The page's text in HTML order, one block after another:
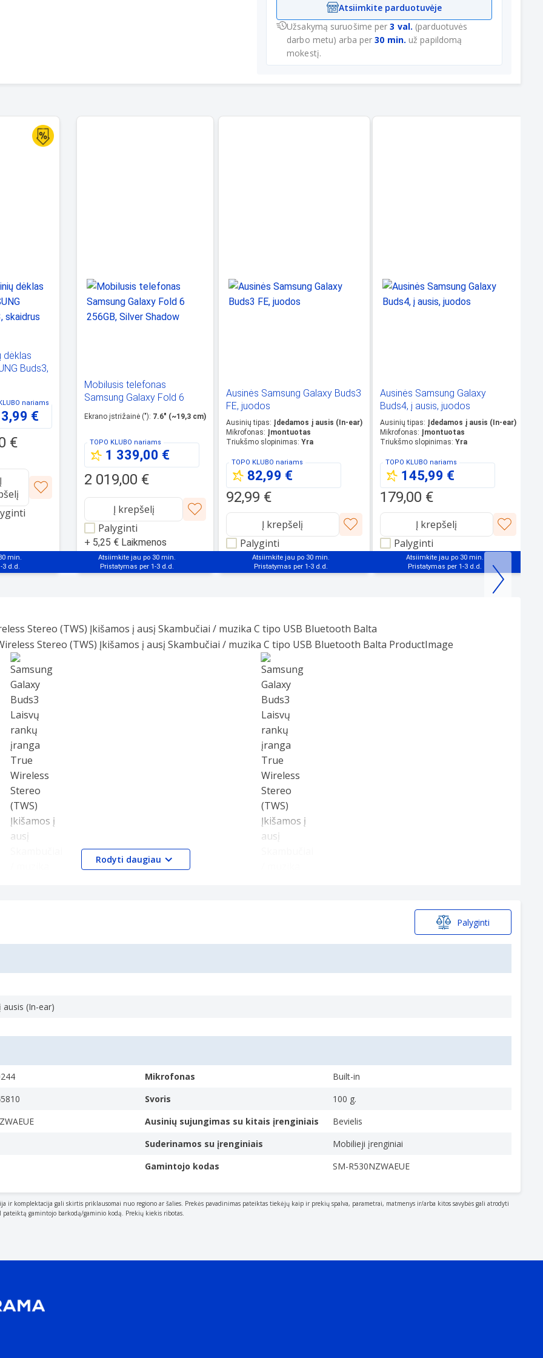
Atsiimkite parduotuvėje
Užsakymą suruošime per3 val. (parduotuvės
darbo metu) arba per30 min. už papildomą
mokestį.
dėklas
Buds3,
nariams
€
€
min.
Į
Mobilusis telefonas
Samsung Galaxy Fold 6
256GB, Silver Shadow
Ekrano įstrižainė ("): 7.6" (~19,3 cm)
TOPO KLUBO nariams
1 339,00 €
2 019,00 €
Atsiimkite jau po 30 min.
Į krepšelį
Palyginti
+ 5,25 € Laikmenos
mokestis
Ausinės Samsung Galaxy Buds3
FE, juodos
Ausinių tipas:
Įdedamos į ausis (In-ear)
Mikrofonas:
Įmontuotas
Triukšmo slopinimas: Yra
TOPO KLUBO nariams
82,99 €
92,99 €
Atsiimkite jau po 30 min.
Į krepšelį
Palyginti
Ausinės Samsung Galaxy
Buds4, į ausis, juodos
Ausinių tipas:
Įdedamos į ausis (In-ear)
Mikrofonas:
Įmontuotas
Triukšmo slopinimas: Yra
TOPO KLUBO nariams
145,99 €
179,00 €
Atsiimkite jau po 30 min.
Į krepšelį
Palyginti
Stereo (TWS) Įkišamos į ausį Skambučiai / muzika C tipo USB Bluetooth Balta
įranga
Rodyti daugiau
Palyginti
(In-ear)
Mikrofonas
Built-in
Svoris
100 g.
Ausinių sujungimas su kitais įrenginiais
Bevielis
Suderinamos su įrenginiais
Mobilieji įrenginiai
Gamintojo kodas SM-R530NZWAEUE
komplektacija gali skirtis priklausomai nuo regiono ar šalies. Prekės pavadinimas pateiktas tiekėjų kaip ir prekių spalva, parametrai, matmenys ir/arba kitos savybės gali atrodyti
gamintojo barkodą/gaminio kodą. Prekių kiekis ribotas.